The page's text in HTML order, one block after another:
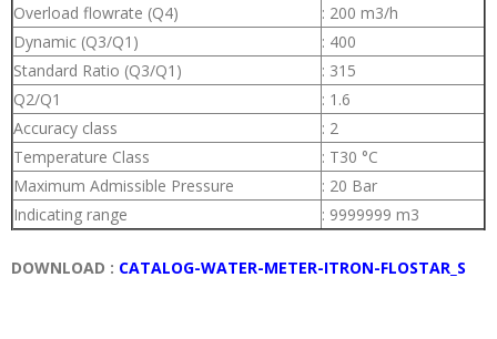
Overload flowrate (Q4)
: 200 m3/h
Dynamic (Q3/Q1)
: 400
Standard Ratio (Q3/Q1)
: 315
Q2/Q1
: 1.6
Accuracy class
: 2
Temperature Class
: T30 °C
Maximum Admissible Pressure
: 20 Bar
Indicating range
: 9999999 m3
DOWNLOAD : CATALOG-WATER-METER-ITRON-FLOSTAR_S